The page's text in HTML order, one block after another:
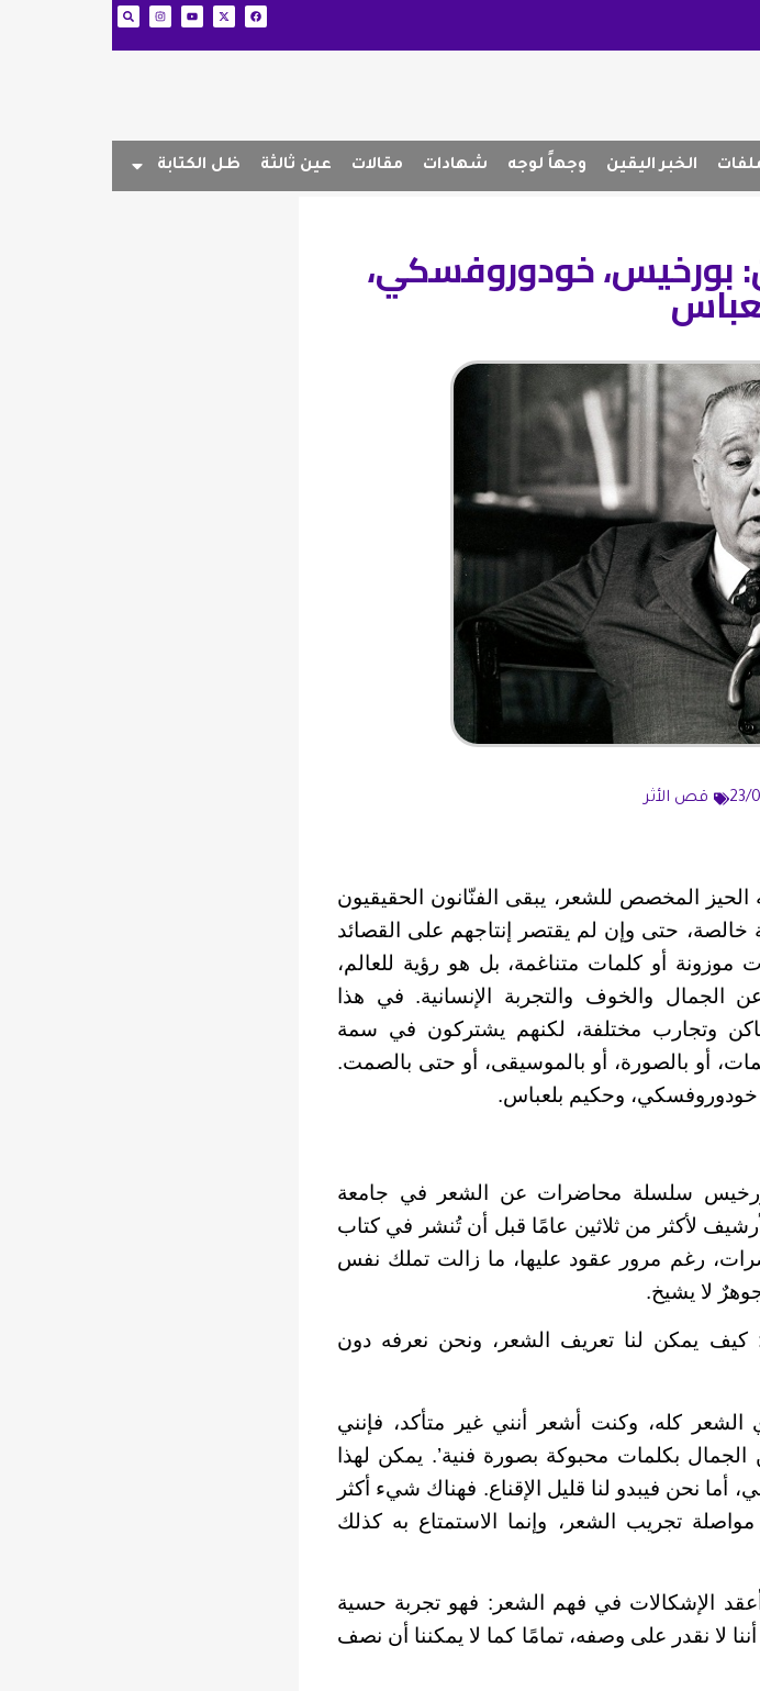
الخبر اليقين وجهاً لوجه شهادات مقالات عين ثالثة ظل الكتابة
بورخيس، خودوروفسكي،
23/ قص الأثر
المخصص للشعر، يبقى الفنّانون الحقيقيون
خالصة، حتى وإن لم يقتصر إنتاجهم على القصائد
أو كلمات متناغمة، بل هو رؤية للعالم،
الجمال والخوف والتجربة الإنسانية. في هذا
وتجارب مختلفة، لكنهم يشتركون في سمة
أو بالصورة، أو بالموسيقى، أو حتى بالصمت.
وحكيم بلعباس.
لويس بورخيس سلسلة محاضرات عن الشعر في جامعة
لأكثر من ثلاثين عامًا قبل أن تُنشر في كتاب
رغم مرور عقود عليها، ما زالت تملك نفس
لا يشيخ.
كيف يمكن لنا تعريف الشعر، ونحن نعرفه دون
كله، وكنت أشعر أنني غير متأكد، فإنني
بكلمات محبوكة بصورة فنية’. يمكن لهذا
نحن فيبدو لنا قليل الإقناع. فهناك شيء أكثر
تجريب الشعر، وإنما الاستمتاع به كذلك
الإشكالات في فهم الشعر: فهو تجربة حسية
لا نقدر على وصفه، تمامًا كما لا يمكننا أن نصف